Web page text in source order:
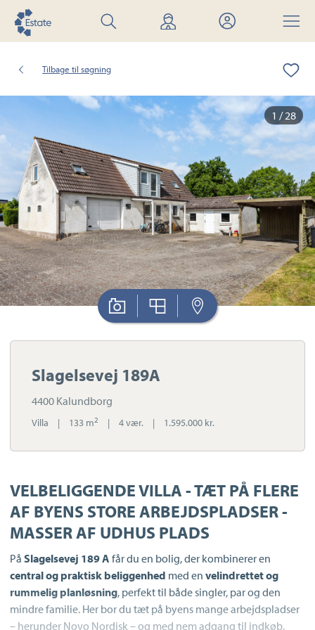
Søg
bolig
Find
mægler
Mit
Estate
Menu
Tilbage til søgning
1 / 28
Slagelsevej 189A
4400 Kalundborg
Villa | 133 m2 | 4 vær. | 1.595.000 kr.
VELBELIGGENDE VILLA - TÆT PÅ FLERE
AF BYENS STORE ARBEJDSPLADSER -
MASSER AF UDHUS PLADS
På Slagelsevej 189 A får du en bolig, der kombinerer en
central og praktisk beliggenhed med en velindrettet og
rummelig planløsning, perfekt til både singler, par og den
mindre familie. Her bor du tæt på byens mange arbejdspladser
– herunder Novo Nordisk – og med nem adgang til indkøb,